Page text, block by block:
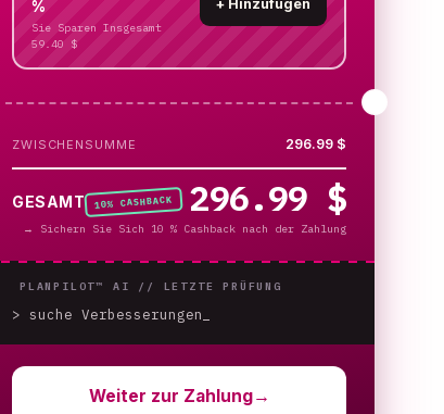
%
Sie Sparen Insgesamt
59.40 $
+ Hinzufügen
ZWISCHENSUMME 296.99 $
GESAMT 10% CASHBACK 296.99 $
→ Sichern Sie Sich 10 % Cashback nach der Zahlung
PLANPILOT™ AI // LETZTE PRÜFUNG
> suche Verbesserungen
Weiter zur Zahlung→